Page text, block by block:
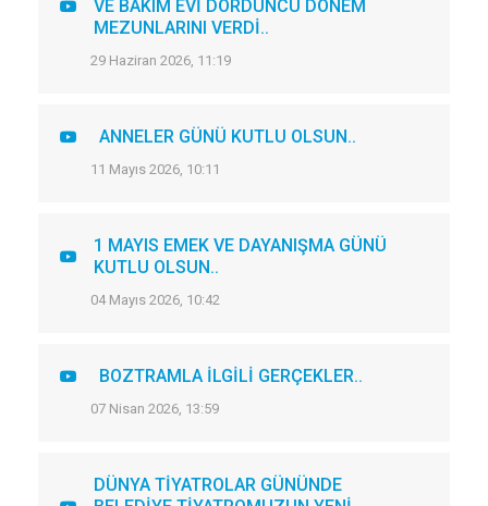
VE BAKIM EVİ DÖRDÜNCÜ DÖNEM
MEZUNLARINI VERDİ..
29 Haziran 2026, 11:19
ANNELER GÜNÜ KUTLU OLSUN..
11 Mayıs 2026, 10:11
1 MAYIS EMEK VE DAYANIŞMA GÜNÜ
KUTLU OLSUN..
04 Mayıs 2026, 10:42
BOZTRAMLA İLGİLİ GERÇEKLER..
07 Nisan 2026, 13:59
DÜNYA TİYATROLAR GÜNÜNDE